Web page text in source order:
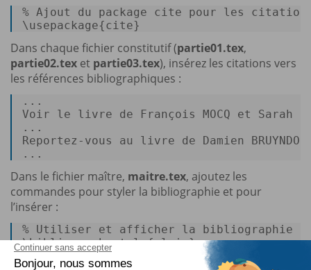
% Ajout du package cite pour les
\usepackage{cite}
Dans chaque fichier constitutif (partie01.tex,
partie02.tex et partie03.tex), insérez les citations vers
les références bibliographiques :
...
Voir le livre de François MOCQ et Sarah
...
Reportez-vous au livre de Damien
...
Dans le fichier maître, maitre.tex, ajoutez les
commandes pour styler la bibliographie et pour
l’insérer :
% Utiliser et afficher la bibliographie
\bibliographystyle{plain}
\bibliography{mabiblio}